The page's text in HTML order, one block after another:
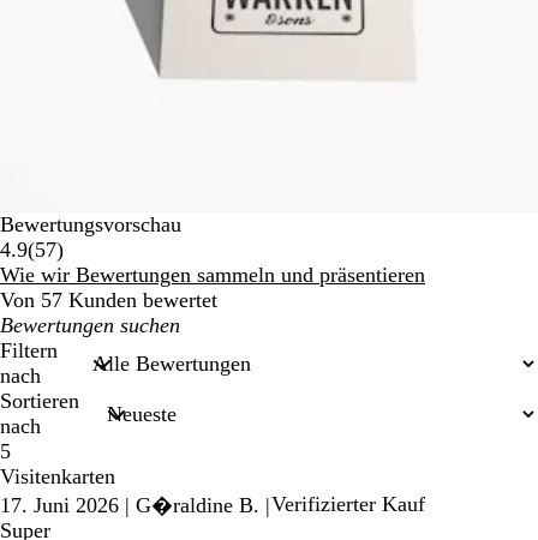
Bewertungsvorschau
4.9(5757
Bewertungen
)
Wie wir Bewertungen sammeln und präsentieren
Von 57 Kunden bewertet
Meine
Sucheingaben
Filtern
nach
Sortieren
nach
5
Visitenkarten
17. Juni 2026 | G�raldine B. |Verifizierter Kauf
Super